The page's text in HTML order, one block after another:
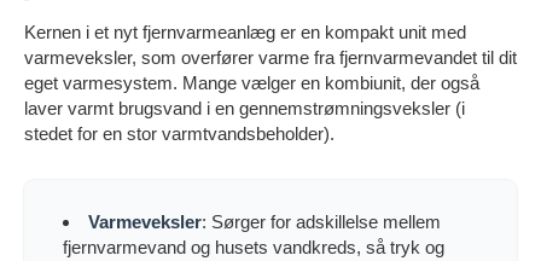
Kernen i et nyt fjernvarmeanlæg er en kompakt unit med
varmeveksler, som overfører varme fra fjernvarmevandet til dit
eget varmesystem. Mange vælger en kombiunit, der også
laver varmt brugsvand i en gennemstrømningsveksler (i
stedet for en stor varmtvandsbeholder).
Varmeveksler: Sørger for adskillelse mellem
fjernvarmevand og husets vandkreds, så tryk og